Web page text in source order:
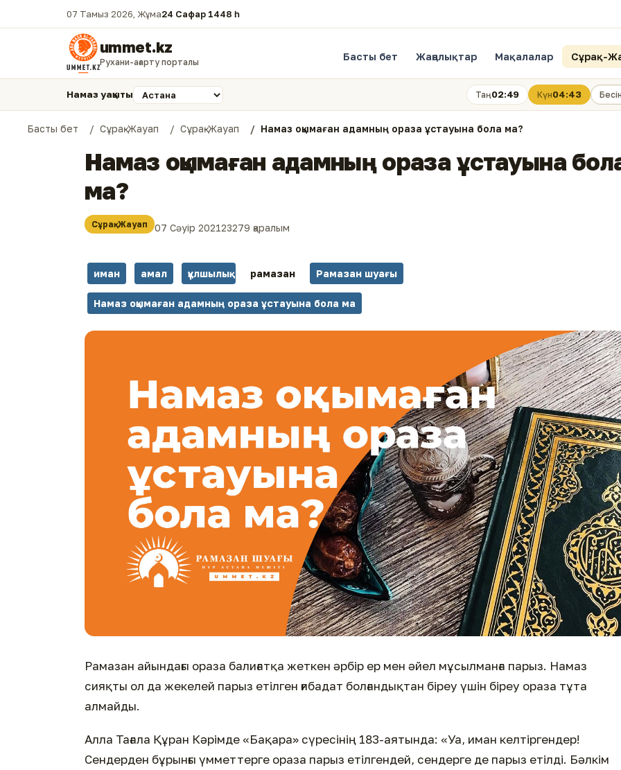
07 Тамыз 2026, Жұма24 Сафар 1448 һ.
ummet.kz
Рухани-ағарту порталы Басты бет Жаңалықтар Мақалалар Сұрақ-
Намаз уақыты Таң02:49 Күн04:43 Бесін
Басты бет Сұрақ-Жауап Сұрақ-Жауап Намаз оқымаған адамның ораза ұстауына бола ма?
Намаз оқымаған адамның ораза ұстауына
ма?
Сұрақ-Жауап 07 Сәуір 202123279 қаралым
иман амал құлшылық рамазан Рамазан шуағы
Намаз оқымаған адамның ораза ұстауына бола ма
Рамазан айындағы ораза балиғатқа жеткен әрбір ер мен әйел мұсылманға парыз. Намаз
сияқты ол да жекелей парыз етілген ғибадат болғандықтан біреу үшін біреу ораза тұта
алмайды.
Алла Тағала Құран Кәрімде «Бақара» сүресінің 183-аятында: «Уа, иман келтіргендер!
Сендерден бұрынғы үмметтерге ораза парыз етілгендей, сендерге де парыз етілді. Бәлкім